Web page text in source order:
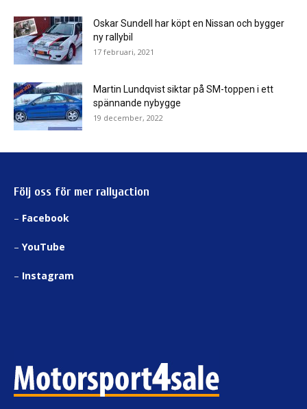
Oskar Sundell har köpt en Nissan och bygger
ny rallybil
17 februari, 2021
Martin Lundqvist siktar på SM-toppen i ett
spännande nybygge
19 december, 2022
Följ oss för mer rallyaction
– Facebook
– YouTube
– Instagram